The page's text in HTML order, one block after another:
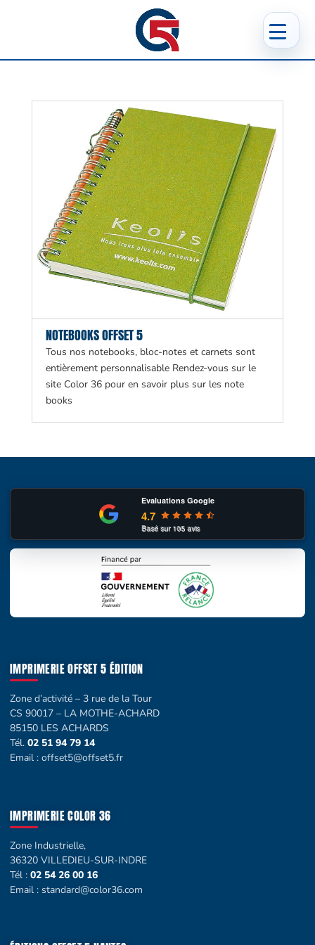
NOTEBOOKS OFFSET 5
Tous nos notebooks, bloc-notes et carnets sont
entièrement personnalisable Rendez-vous sur le
site Color 36 pour en savoir plus sur les note
books
Evaluations Google
4.7
Basé sur105avis
IMPRIMERIE OFFSET 5 ÉDITION
Zone d’activité – 3 rue de la Tour
CS 90017 – LA MOTHE-ACHARD
85150 LES ACHARDS
Tél. 02 51 94 79 14
Email : offset5@offset5.fr
IMPRIMERIE COLOR 36
Zone Industrielle,
36320 VILLEDIEU-SUR-INDRE
Tél : 02 54 26 00 16
Email : standard@color36.com